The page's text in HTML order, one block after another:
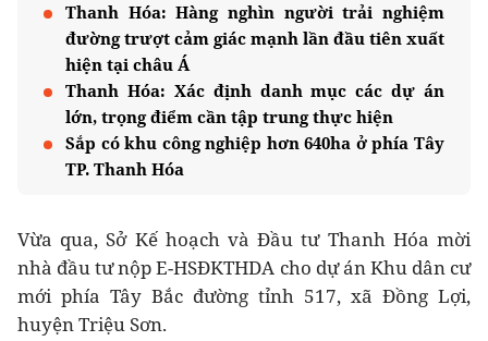
Thanh Hóa: Hàng nghìn người trải nghiệm
đường trượt cảm giác mạnh lần đầu tiên xuất
hiện tại châu Á
Thanh Hóa: Xác định danh mục các dự án
lớn, trọng điểm cần tập trung thực hiện
Sắp có khu công nghiệp hơn 640ha ở phía Tây
TP. Thanh Hóa
Vừa qua, Sở Kế hoạch và Đầu tư Thanh Hóa mời
nhà đầu tư nộp E-HSĐKTHDA cho dự án Khu dân cư
mới phía Tây Bắc đường tỉnh 517, xã Đồng Lợi,
huyện Triệu Sơn.